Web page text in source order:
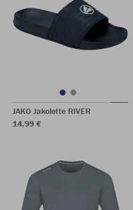
JAKO Jakolette RIVER
14,99 €